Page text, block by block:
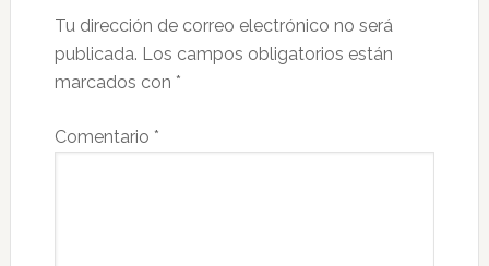
Tu dirección de correo electrónico no será
publicada. Los campos obligatorios están
marcados con *
Comentario *